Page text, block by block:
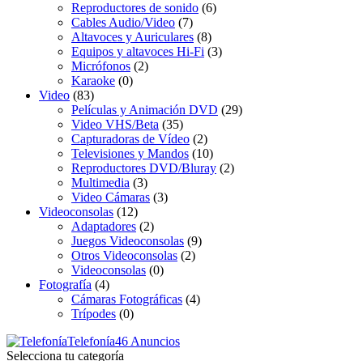
Reproductores de sonido (6)
Cables Audio/Video (7)
Altavoces y Auriculares (8)
Equipos y altavoces Hi-Fi (3)
Micrófonos (2)
Karaoke (0)
Video (83)
Películas y Animación DVD (29)
Video VHS/Beta (35)
Capturadoras de Vídeo (2)
Televisiones y Mandos (10)
Reproductores DVD/Bluray (2)
Multimedia (3)
Video Cámaras (3)
Videoconsolas (12)
Adaptadores (2)
Juegos Videoconsolas (9)
Otros Videoconsolas (2)
Videoconsolas (0)
Fotografía (4)
Cámaras Fotográficas (4)
Trípodes (0)
Telefonía46 Anuncios
Selecciona tu categoría